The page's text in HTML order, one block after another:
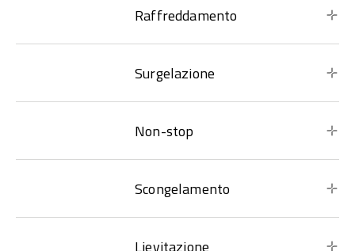
Raffreddamento
Surgelazione
Non-stop
Scongelamento
Lievitazione